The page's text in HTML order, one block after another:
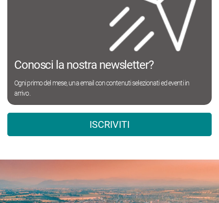
Conosci la nostra newsletter?
Ogni primo del mese, una email con contenuti selezionati ed eventi in
arrivo.
ISCRIVITI